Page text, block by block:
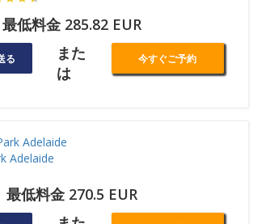
最低料金 285.82 EUR
る
また
は
今すぐご予約
Adelaide
最低料金 270.5 EUR